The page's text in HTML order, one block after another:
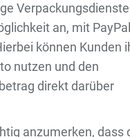
an, mit
können Kunden
nutzen und den
direkt darüber
anzumerken, dass